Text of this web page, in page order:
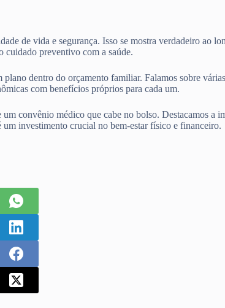
de vida e segurança. Isso se mostra verdadeiro ao
cuidado preventivo com a saúde.
plano dentro do orçamento familiar. Falamos
com benefícios próprios para cada um.
convênio médico que cabe no bolso. Destacamos
investimento crucial no bem-estar físico e financeiro.